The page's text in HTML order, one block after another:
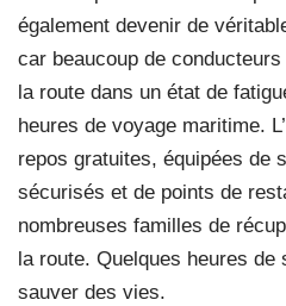
également devenir de
car beaucoup de
la route dans un état de
heures de voyage maritime.
repos gratuites, équipées de
sécurisés et de points de
nombreuses familles de
la route. Quelques heures de
sauver des vies.